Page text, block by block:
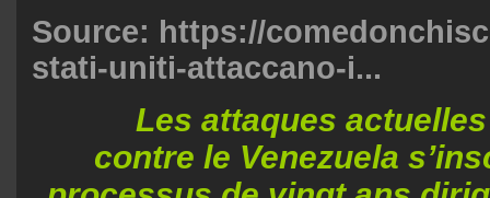
Source: https://
stati-uniti-attaccano-i...
Les attaques
contre le Venezuela